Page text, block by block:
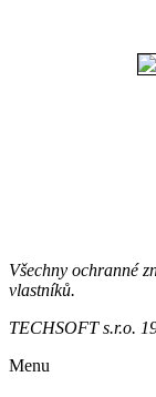
Všechny ochranné
vlastníků.
TECHSOFT s.r.o.
Menu